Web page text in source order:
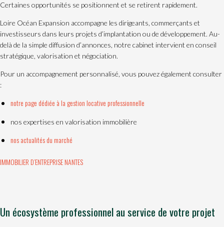
Certaines opportunités se positionnent et se retirent rapidement.
Loire Océan Expansion accompagne les dirigeants, commerçants et
investisseurs dans leurs projets d’implantation ou de développement. Au-
delà de la simple diffusion d’annonces, notre cabinet intervient en conseil
stratégique, valorisation et négociation.
Pour un accompagnement personnalisé, vous pouvez également consulter
:
notre page dédiée à la gestion locative professionnelle
nos expertises en valorisation immobilière
nos actualités du marché
IMMOBILIER D’ENTREPRISE NANTES
Un écosystème professionnel au service de votre projet